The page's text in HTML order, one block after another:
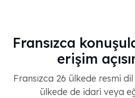
Fransızca
erişim
Fransızca 26 ülkede resmi
ülkede de idari veya